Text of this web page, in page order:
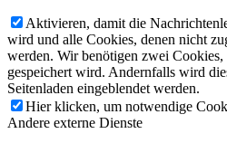
Aktivieren, damit die
wird und alle Cookies, denen nicht
werden. Wir benötigen zwei
gespeichert wird. Andernfalls wird
Seitenladen eingeblendet werden.
Hier klicken, um notwendige
Andere externe Dienste